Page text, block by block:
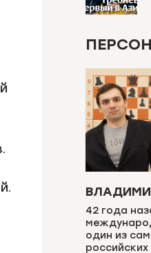
42 года
один из